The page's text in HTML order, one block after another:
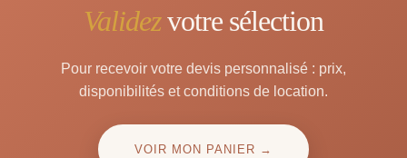
Validezvotre sélection
Pour recevoir votre devis personnalisé : prix,
disponibilités et conditions de location.
VOIR MON PANIER →